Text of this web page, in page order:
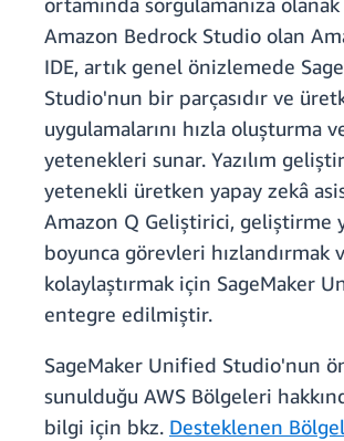
Amazon Bedrock Studio olan
IDE, artık genel önizlemede
Studio'nun bir parçasıdır ve
uygulamalarını hızla oluşturma
yetenekleri sunar. Yazılım
yetenekli üretken yapay zekâ
Amazon Q Geliştirici, geliştirme
boyunca görevleri hızlandırmak
kolaylaştırmak için SageMaker
entegre edilmiştir.
SageMaker Unified Studio'nun
sunulduğu AWS Bölgeleri
bilgi için bkz. Desteklenen